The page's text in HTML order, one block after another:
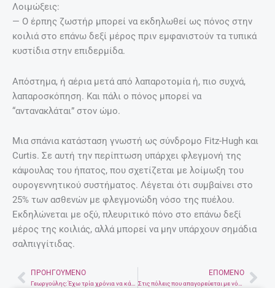
Λοιμώξεις:
— Ο έρπης ζωστήρ μπορεί να εκδηλωθεί ως πόνος στην
κοιλιά στο επάνω δεξί μέρος πριν εμφανιστούν τα τυπικά
κυστίδια στην επιδερμίδα.
Απόστημα, ή αέρια μετά από λαπαροτομία ή, πιο συχνά,
λαπαροσκόπηση. Και πάλι ο πόνος μπορεί να
“αντανακλάται” στον ώμο.
Μια σπάνια κατάσταση γνωστή ως σύνδρομο Fitz-Hugh και
Curtis. Σε αυτή την περίπτωση υπάρχει φλεγμονή της
κάψουλας του ήπατος, που σχετίζεται με λοίμωξη του
ουρογεννητικού συστήματος. Λέγεται ότι συμβαίνει στο
25% των ασθενών με φλεγμονώδη νόσο της πυέλου.
Εκδηλώνεται με οξύ, πλευριτικό πόνο στο επάνω δεξί
μέρος της κοιλιάς, αλλά μπορεί να μην υπάρχουν σημάδια
σαλπιγγίτιδας.
Prev
ΠΡΟΗΓΟΎΜΕΝΟ ΕΠΌΜΕΝΟ
Στις πόλεις που απαγορεύεται με νόμο … να πεθάνεις!